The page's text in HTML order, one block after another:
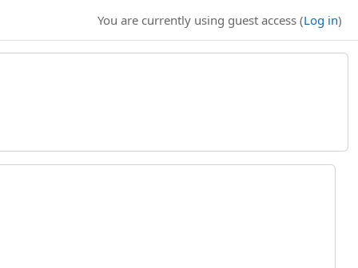
You are currently using guest access (Log in)